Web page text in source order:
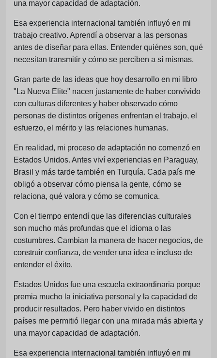
una mayor capacidad de adaptación.
Esa experiencia internacional también influyó en mi
trabajo creativo. Aprendí a observar a las personas
antes de diseñar para ellas. Entender quiénes son, qué
necesitan transmitir y cómo se perciben a sí mismas.
Gran parte de las ideas que hoy desarrollo en mi libro
"La Nueva Elite" nacen justamente de haber convivido
con culturas diferentes y haber observado cómo
personas de distintos orígenes enfrentan el trabajo, el
esfuerzo, el mérito y las relaciones humanas.
En realidad, mi proceso de adaptación no comenzó en
Estados Unidos. Antes viví experiencias en Paraguay,
Brasil y más tarde también en Turquía. Cada país me
obligó a observar cómo piensa la gente, cómo se
relaciona, qué valora y cómo se comunica.
Con el tiempo entendí que las diferencias culturales
son mucho más profundas que el idioma o las
costumbres. Cambian la manera de hacer negocios, de
construir confianza, de vender una idea e incluso de
entender el éxito.
Estados Unidos fue una escuela extraordinaria porque
premia mucho la iniciativa personal y la capacidad de
producir resultados. Pero haber vivido en distintos
países me permitió llegar con una mirada más abierta y
una mayor capacidad de adaptación.
Esa experiencia internacional también influyó en mi